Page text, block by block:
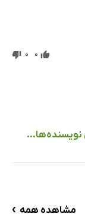
0
0
نویسنده‌ها...
مشاهده همه ›